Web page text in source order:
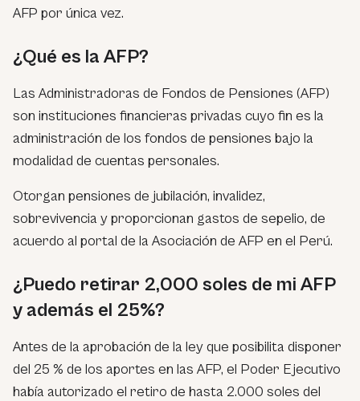
AFP por única vez.
¿Qué es la AFP?
Las Administradoras de Fondos de Pensiones (AFP)
son instituciones financieras privadas cuyo fin es la
administración de los fondos de pensiones bajo la
modalidad de cuentas personales.
Otorgan pensiones de jubilación, invalidez,
sobrevivencia y proporcionan gastos de sepelio, de
acuerdo al portal de la Asociación de AFP en el Perú.
¿Puedo retirar 2,000 soles de mi AFP
y además el 25%?
Antes de la aprobación de la ley que posibilita disponer
del 25 % de los aportes en las AFP, el Poder Ejecutivo
había autorizado el retiro de hasta 2.000 soles del